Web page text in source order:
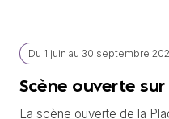
Du 1 juin au 30 septembre
Scène ouverte
La scène ouverte de la